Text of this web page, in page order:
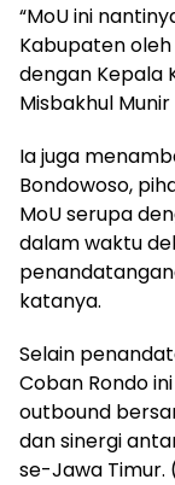
“MoU ini
Kabupaten
dengan Kepala
Misbakhul
Ia juga
Bondowoso,
MoU serupa
dalam waktu
katanya.
Selain
Coban Rondo
outbound
dan sinergi
se-Jawa Timur.